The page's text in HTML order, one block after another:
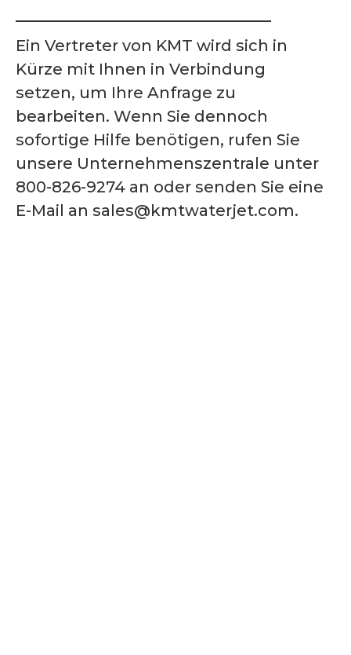
Ein Vertreter von KMT wird sich in
Kürze mit Ihnen in Verbindung
setzen, um Ihre Anfrage zu
bearbeiten. Wenn Sie dennoch
sofortige Hilfe benötigen, rufen Sie
unsere Unternehmenszentrale unter
800-826-9274 an oder senden Sie eine
E-Mail an sales@kmtwaterjet.com.